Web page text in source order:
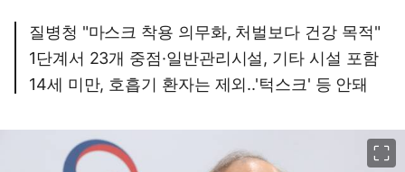
질병청 "마스크 착용 의무화, 처벌보다 건강 목적"
1단계서 23개 중점·일반관리시설, 기타 시설 포함
14세 미만, 호흡기 환자는 제외..'턱스크' 등 안돼